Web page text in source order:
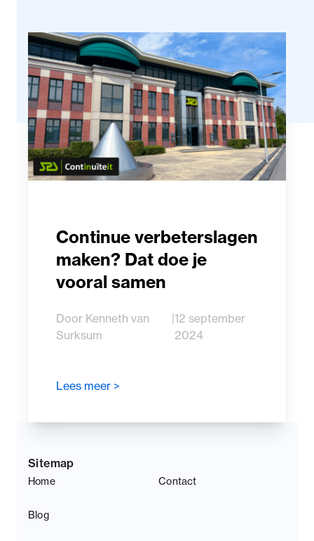
Continue verbeterslagen
maken? Dat doe je
vooral samen
Door Kenneth van
Surksum
|12 september
2024
Lees meer >
Sitemap
Home
Blog
Contact